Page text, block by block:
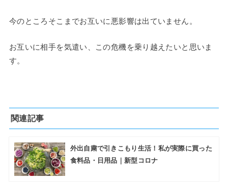
今のところそこまでお互いに悪影響は出ていません。
お互いに相手を気遣い、この危機を乗り越えたいと思いま
す。
関連記事
外出自粛で引きこもり生活！私が実際に買った
食料品・日用品｜新型コロナ